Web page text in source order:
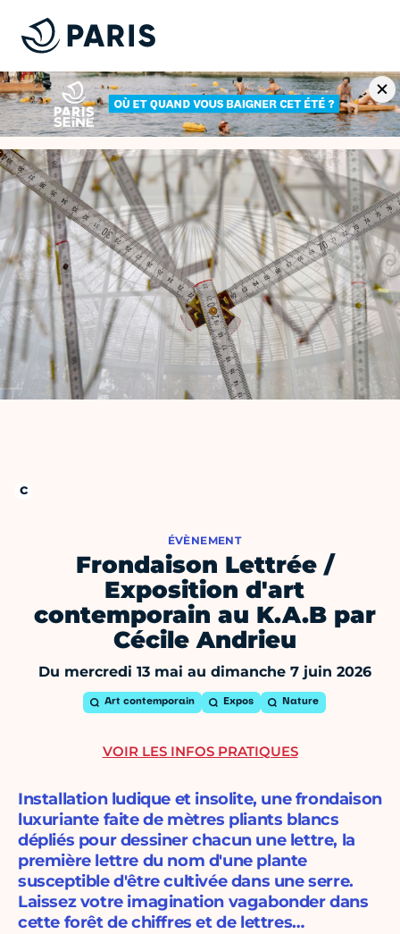
ÉVÈNEMENT
Frondaison Lettrée /
Exposition d'art
contemporain au K.A.B par
Cécile Andrieu
Du mercredi 13 mai au dimanche 7 juin 2026
Art contemporain Expos Nature
Installation ludique et insolite, une frondaison
luxuriante faite de mètres pliants blancs
dépliés pour dessiner chacun une lettre, la
première lettre du nom d'une plante
susceptible d'être cultivée dans une serre.
Laissez votre imagination vagabonder dans
cette forêt de chiffres et de lettres…
VOIR LES INFOS PRATIQUES